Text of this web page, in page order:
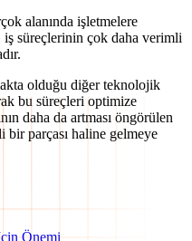
alanında işletmelere
iş süreçlerinin çok daha verimli
olduğu diğer teknolojik
bu süreçleri optimize
daha da artması öngörülen
parçası haline gelmeye
Önemi